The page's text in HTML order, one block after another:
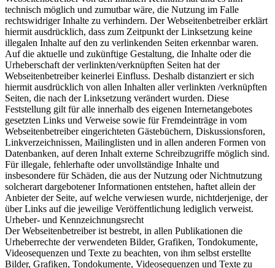
technisch möglich und zumutbar wäre, die Nutzung im Falle
rechtswidriger Inhalte zu verhindern. Der Webseitenbetreiber erklärt
hiermit ausdrücklich, dass zum Zeitpunkt der Linksetzung keine
illegalen Inhalte auf den zu verlinkenden Seiten erkennbar waren.
Auf die aktuelle und zukünftige Gestaltung, die Inhalte oder die
Urheberschaft der verlinkten/verknüpften Seiten hat der
Webseitenbetreiber keinerlei Einfluss. Deshalb distanziert er sich
hiermit ausdrücklich von allen Inhalten aller verlinkten /verknüpften
Seiten, die nach der Linksetzung verändert wurden. Diese
Feststellung gilt für alle innerhalb des eigenen Internetangebotes
gesetzten Links und Verweise sowie für Fremdeinträge in vom
Webseitenbetreiber eingerichteten Gästebüchern, Diskussionsforen,
Linkverzeichnissen, Mailinglisten und in allen anderen Formen von
Datenbanken, auf deren Inhalt externe Schreibzugriffe möglich sind.
Für illegale, fehlerhafte oder unvollständige Inhalte und
insbesondere für Schäden, die aus der Nutzung oder Nichtnutzung
solcherart dargebotener Informationen entstehen, haftet allein der
Anbieter der Seite, auf welche verwiesen wurde, nichtderjenige, der
über Links auf die jeweilige Veröffentlichung lediglich verweist.
Urheber- und Kennzeichnungsrecht
Der Webseitenbetreiber ist bestrebt, in allen Publikationen die
Urheberrechte der verwendeten Bilder, Grafiken, Tondokumente,
Videosequenzen und Texte zu beachten, von ihm selbst erstellte
Bilder, Grafiken, Tondokumente, Videosequenzen und Texte zu